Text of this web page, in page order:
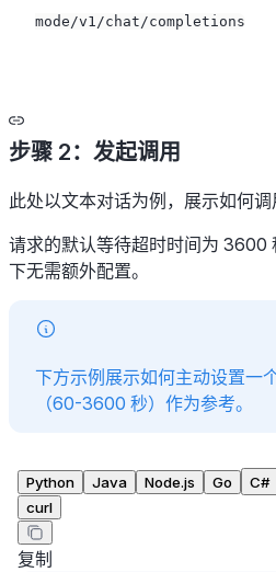
mode/v1/chat/completions
步骤 2：发起调用
此处以文本对话为例，展示如何调
请求的默认等待超时时间为 3600
下无需额外配置。
下方示例展示如何主动设置一
（60-3600 秒）作为参考。
Python Java Node.js Go C#
curl
复制